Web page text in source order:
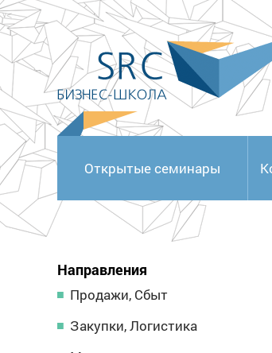
<
Открытые семинары
Направления
Продажи, Сбыт
Закупки, Логистика